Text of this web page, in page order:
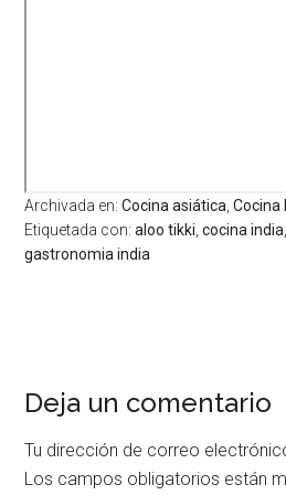
Archivada en:Cocina asiática,Cocina
Etiquetada con:aloo tikki,cocina india
gastronomia india
del
lector
Deja un comentario
Tu dirección de correo
Los campos obligatorios están